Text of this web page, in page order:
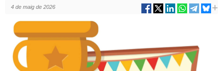
4 de maig de 2026